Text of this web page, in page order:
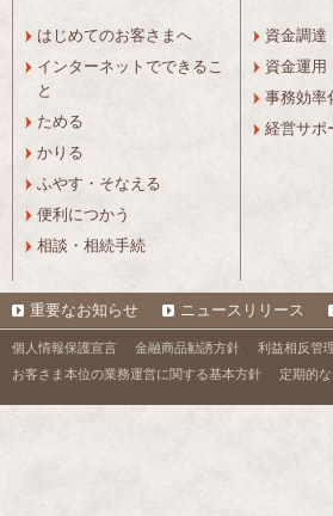
はじめてのお客さまへ
インターネットでできるこ
と
ためる
かりる
ふやす・そなえる
便利につかう
相談・相続手続
資金調達
資金運用
事務効率
経営サポ
重要なお知らせ ニュースリリース
個人情報保護宣言 金融商品勧誘方針 利益相反管
お客さま本位の業務運営に関する基本方針
定期的